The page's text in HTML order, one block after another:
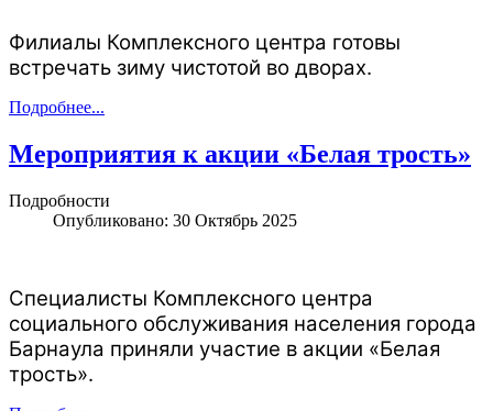
Филиалы Комплексного центра готовы
встречать зиму чистотой во дворах.
Подробнее...
Мероприятия к акции «Белая трость»
Подробности
Опубликовано: 30 Октябрь 2025
Специалисты Комплексного центра
социального обслуживания населения города
Барнаула приняли участие в акции «Белая
трость».